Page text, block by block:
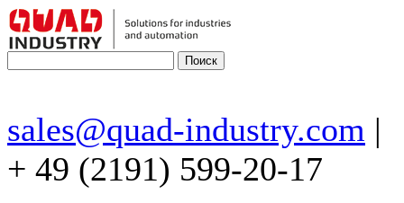
sales@quad-industry.com |
+ 49 (2191) 599-20-17